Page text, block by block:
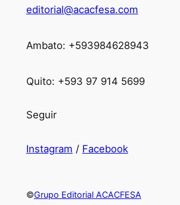
editorial@acacfesa.com
Ambato: +593984628943
Quito: +593 97 914 5699
Seguir
Instagram / Facebook
©Grupo Editorial ACACFESA